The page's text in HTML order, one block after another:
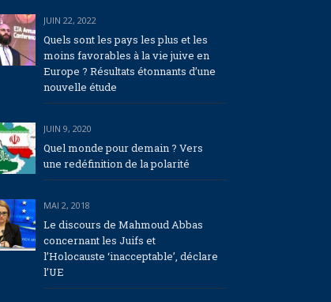
JUIN 22, 2022
Quels sont les pays les plus et les
moins favorables à la vie juive en
Europe ? Résultats étonnants d’une
nouvelle étude
JUIN 9, 2020
Quel monde pour demain ? Vers
une redéfinition de la polarité
MAI 2, 2018
Le discours de Mahmoud Abbas
concernant les Juifs et
l’Holocauste ‘inacceptable’, déclare
l’UE